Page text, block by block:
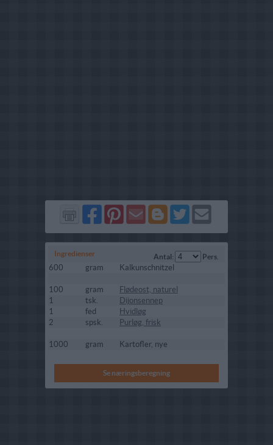
Del
på
Del
på
Send
via
Del
på
Del
på
Send
Ingredienser Antal: Pers.
600 gram Kalkunschnitzel
100 gram
Flødeost, naturel
1
tsk.
Dijonsennep
1
fed
Hvidløg
2
spsk. Purløg, frisk
1000 gram Kartofler, nye
Se næringsberegning